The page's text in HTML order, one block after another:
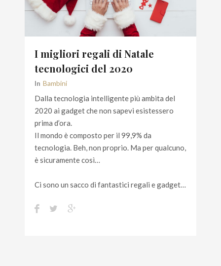
I migliori regali di Natale
tecnologici del 2020
In Bambini
Dalla tecnologia intelligente più ambita del
2020 ai gadget che non sapevi esistessero
prima d’ora.
Il mondo è composto per il 99,9% da
tecnologia. Beh, non proprio. Ma per qualcuno,
è sicuramente così…
Ci sono un sacco di fantastici regali e gadget…